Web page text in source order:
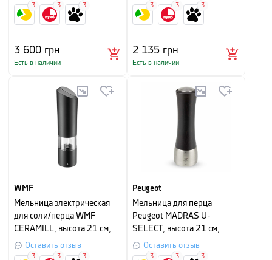
3 600 грн
Есть в наличии
3 3 3
2 135 грн
Есть в наличии
3 3 3
WMF
Мельница электрическая
для соли/перца WMF
CERAMILL, высота 21 см,
черный
Оставить отзыв
3 3 3
Peugeot
Мельница для перца
Peugeot MADRAS U-
SELECT, высота 21 см,
шоколадный
Оставить отзыв
3 3 3